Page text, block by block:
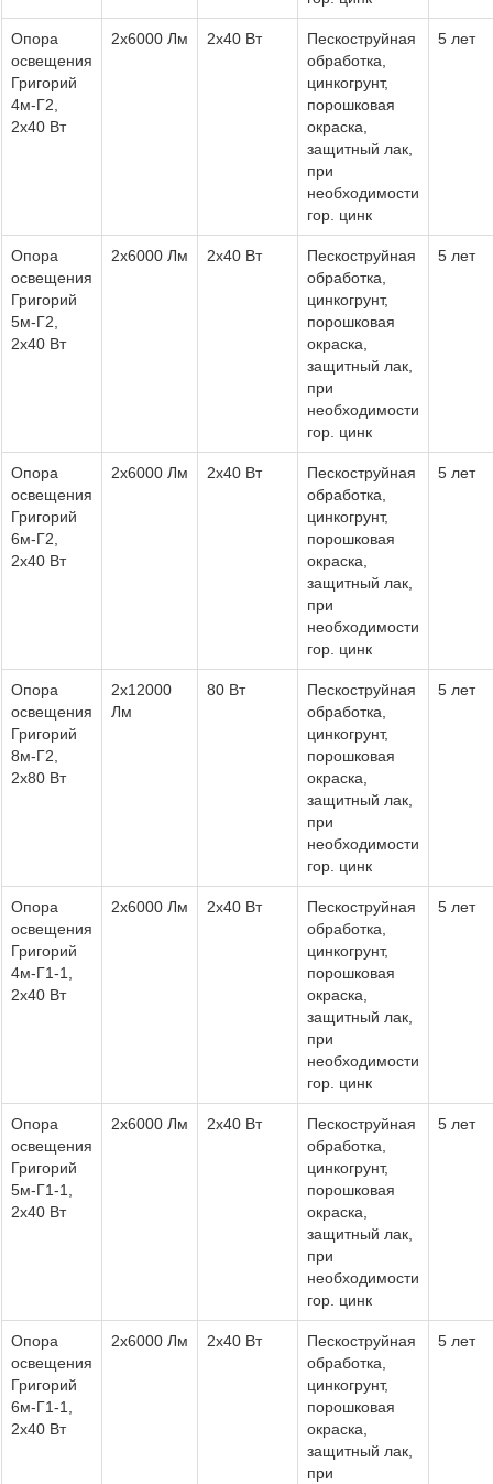
Опора
освещения
Григорий
4м-Г2,
2х40 Вт
2х6000 Лм 2х40 Вт
Пескоструйная
обработка,
цинкогрунт,
порошковая
окраска,
защитный лак,
при
необходимости
гор. цинк
5 лет
Опора
освещения
Григорий
5м-Г2,
2х40 Вт
2х6000 Лм 2х40 Вт
Пескоструйная
обработка,
цинкогрунт,
порошковая
окраска,
защитный лак,
при
необходимости
гор. цинк
5 лет
Опора
освещения
Григорий
6м-Г2,
2х40 Вт
2х6000 Лм 2х40 Вт
Пескоструйная
обработка,
цинкогрунт,
порошковая
окраска,
защитный лак,
при
необходимости
гор. цинк
5 лет
Опора
освещения
Григорий
8м-Г2,
2х80 Вт
2х12000
Лм
80 Вт
Пескоструйная
обработка,
цинкогрунт,
порошковая
окраска,
защитный лак,
при
необходимости
гор. цинк
5 лет
Опора
освещения
Григорий
4м-Г1-1,
2х40 Вт
2х6000 Лм 2х40 Вт
Пескоструйная
обработка,
цинкогрунт,
порошковая
окраска,
защитный лак,
при
необходимости
гор. цинк
5 лет
Опора
освещения
Григорий
5м-Г1-1,
2х40 Вт
2х6000 Лм 2х40 Вт
Пескоструйная
обработка,
цинкогрунт,
порошковая
окраска,
защитный лак,
при
необходимости
гор. цинк
5 лет
Опора
освещения
Григорий
6м-Г1-1,
2х40 Вт
2х6000 Лм 2х40 Вт
Пескоструйная
обработка,
цинкогрунт,
порошковая
окраска,
защитный лак,
при
5 лет